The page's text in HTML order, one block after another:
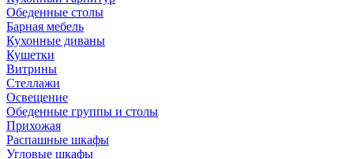
Обеденные столы
Барная мебель
Кухонные диваны
Кушетки
Витрины
Стеллажи
Освещение
Обеденные группы и столы
Прихожая
Распашные шкафы
Угловые шкафы